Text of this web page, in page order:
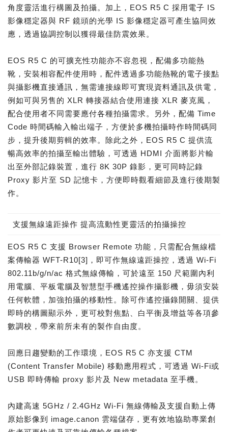
角度靈活進行構圖及拍攝。加上，EOS R5 C 採用電子 IS
影像穩定器與 RF 鏡頭的光學 IS 影像穩定器可產生協同效
應，透過協調控制以獲得最佳防震效果。
EOS R5 C 的可擴充性功能亦不容忽視，配備多功能熱
靴，安裝相容配件使用時，配件透過多功能熱靴的電子接點
與攝影機直接通訊，無需連接線即可實現資料通訊及供電，
例如可與另售的 XLR 轉接器結合使用連接 XLR 麥克風，
配合使用者不同需要應付各種拍攝需求。另外，配備 Time
Code 時間碼輸入輸出端子，方便於多機拍攝時作時間碼同
步，提升後期剪輯的效率。除此之外，EOS R5 C 提供流
暢高效率的拍攝至輸出體驗，可透過 HDMI 介面將影片輸
出至外部記錄裝置，進行 8K 30P 錄影，更可同時記錄
Proxy 影片至 SD 記憶卡，方便即時觀看細節及進行後期製
作。
支援無線遠距操作 提高流動性更靈活的拍攝操控
EOS R5 C 支援 Browser Remote 功能，只需配合無線檔
案傳輸器 WFT-R10[3]，即可作無線遠距操控，透過 Wi-Fi
802.11b/g/n/ac 格式無線傳輸，可於遠至 150 尺範圍內利
用電腦、平板電腦及智慧型手機遙控操作攝影機，毋須安裝
任何軟體，加強拍攝的移動性。除可作遙控攝錄開關、提供
即時的構圖顯示外，更可校對焦點、白平衡及增益等各項參
數調校，帶來前所未有的製作自由度。
回應日趨變動的工作環境，EOS R5 C 亦支援 CTM
(Content Transfer Mobile) 移動應用程式，可透過 Wi-Fi或
USB 即時傳輸 proxy 影片及 New metadata 至手機。
內建高速 5GHz / 2.4GHz Wi-Fi 無線傳輸及支援自動上傳
原始影像到 image.canon 雲端儲存，更有效地協助專業創